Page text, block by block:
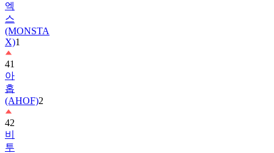
엑
스
(MONSTA
X)1
41
아
홉
(AHOF)2
42
비
투